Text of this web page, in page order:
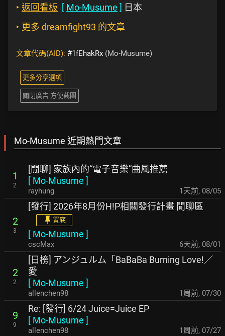
‣ 返回看板 [ Mo-Musume ] 日本
‣ 更多 dreamfight93 的文章
文章代碼(AID): #1fEhakRx (Mo-Musume)
更多分享選項
關閉廣告 方便截圖
Mo-Musume 近期熱門文章
1
2
[閒聊] 家族內的“電子音樂”曲風推薦
[ Mo-Musume ]
rayhung 1天前, 08/05
2
3
[發行] 2026年8月份H!P相關發行計畫 閒聊區
置底
[ Mo-Musume ]
cscMax 6天前, 08/01
2
2
[日榜] アンジュルム「BaBaBa Burning Love!／
愛
[ Mo-Musume ]
allenchen98 1周前, 07/30
9
9
Re: [發行] 6/24 Juice=Juice EP
[ Mo-Musume ]
allenchen98 1周前, 07/27